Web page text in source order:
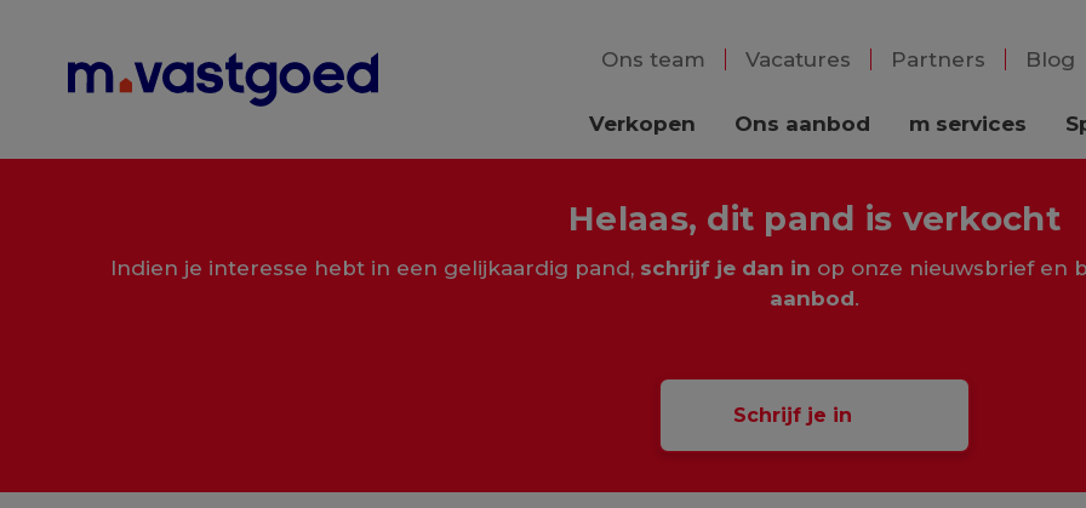
Ons team
Vacatures Partners Blog
Verkopen Ons aanbod m services
Helaas, dit pand is verkocht
Indien je interesse hebt in een gelijkaardig pand, schrijf je dan in op onze nieuwsbrief en
aanbod.
Schrijf je in